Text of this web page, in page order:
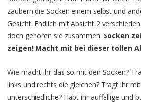
zaubern die Socken einem selbst und
Gesicht. Endlich mit Absicht 2
doch gehören sie zusammen. Socken
zeigen! Macht mit bei dieser tollen
Wie macht ihr das so mit den Socken?
links und rechts die gleichen? Tragt ihr
unterschiedliche? Habt ihr auffällige und